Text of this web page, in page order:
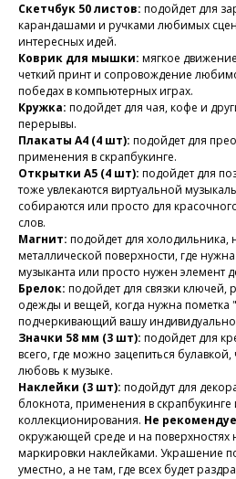
Скетчбук 50 листов: подойдет для
карандашами и ручками любимых
интересных идей.
Коврик для мышки: мягкое
четкий принт и сопровождение
победах в компьютерных играх.
Кружка: подойдет для чая, кофе и
перерывы.
Плакаты А4 (4 шт): подойдет для
применения в скрапбукинге.
Открытки А5 (4 шт): подойдет для
тоже увлекаются виртуальной
собираются или просто для
слов.
Магнит: подойдет для холодильника,
металлической поверхности, где
музыканта или просто нужен элемент
Брелок: подойдет для связки ключей,
одежды и вещей, когда нужна
подчеркивающий вашу
Значки 58 мм (3 шт): подойдет для
всего, где можно зацепиться
любовь к музыке.
Наклейки (3 шт): подойдут для
блокнота, применения в скрапбукинге
коллекционирования. Не
окружающей среде и на поверхностях
маркировки наклейками. Украшение
уместно, а не там, где всех будет